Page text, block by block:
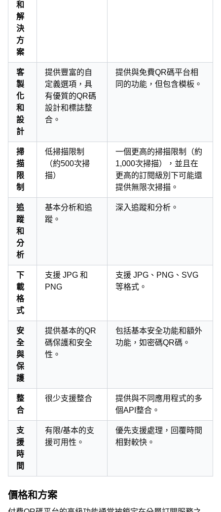
和
解
決
方
案
客
製
化
和
設
計
提供豐富的自
定義選項，具
有優質的QR碼
設計和標誌整
合。
提供與免費QR碼平台相
同的功能，但包含模板。
掃
描
限
制
低掃描限制
（約500次掃
描）
一個更高的掃描限制（約
1,000次掃描），並且在
更高的訂閱級別下可能還
提供無限次掃描。
追
蹤
和
分
析
基本分析和追
蹤。
深入追蹤和分析。
下
載
格
式
支援 JPG 和
PNG
支援 JPG、PNG、SVG
等格式。
安
全
與
保
護
提供基本的QR
碼保護和安全
性。
包括基本安全功能和額外
功能，如密碼QR碼。
整
合
很少支援整合
提供與不同應用程式的多
個API整合。
支
援
時
間
有限/基本的支
援可用性。
優先支援處理，回覆時間
相對較快。
價格和方案